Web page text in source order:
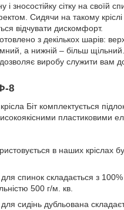
і зносостійку сітку на своїй
Сидячи на такому кріслі
відчувати дискомфорт.
з декількох шарів:
а нижній – більш
виробу служити вам
8
Біт комплектується
пластиковими
в наших кріслах
для спинок складається з 100%
500 г/м. кв.
для сидінь дубльована